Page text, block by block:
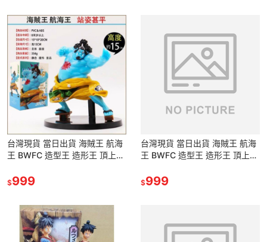
台灣現貨 當日出貨 海賊王 航海
王 BWFC 造型王 造形王 頂上決
公仔 景品 模型
$999
台灣現貨 當日出貨 海賊王 航海
王 BWFC 造型王 造形王 頂上決
公仔 景品 模型
$999